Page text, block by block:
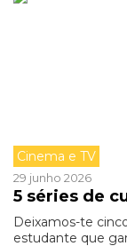
Cinema e TV
29 junho 2026
5 séries de
Deixamos-te
estudante que